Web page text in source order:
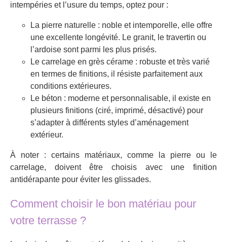
intempéries et l’usure du temps, optez pour :
La pierre naturelle : noble et intemporelle, elle offre
une excellente longévité. Le granit, le travertin ou
l’ardoise sont parmi les plus prisés.
Le carrelage en grès cérame : robuste et très varié
en termes de finitions, il résiste parfaitement aux
conditions extérieures.
Le béton : moderne et personnalisable, il existe en
plusieurs finitions (ciré, imprimé, désactivé) pour
s’adapter à différents styles d’aménagement
extérieur.
À noter : certains matériaux, comme la pierre ou le
carrelage, doivent être choisis avec une finition
antidérapante pour éviter les glissades.
Comment choisir le bon matériau pour
votre terrasse ?